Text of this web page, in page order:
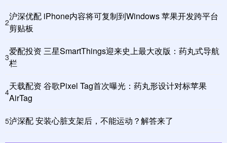
2
沪深优配 iPhone内容将可复制到Windows 苹果开发跨平台
剪贴板
3
爱配投资 三星SmartThings迎来史上最大改版：药丸式导航
栏
4
天载配资 谷歌Pixel Tag首次曝光：药丸形设计对标苹果
AirTag
5泸深配 安装心脏支架后，不能运动？解答来了